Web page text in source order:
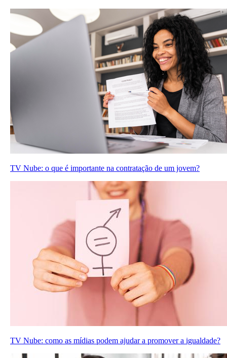
TV Nube: o que é importante na contratação de um jovem?
TV Nube: como as mídias podem ajudar a promover a igualdade?